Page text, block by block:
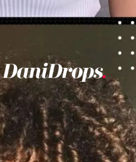
https://danidrops.com.br/es/corte-de-pelo-rizado-femenino-2023/